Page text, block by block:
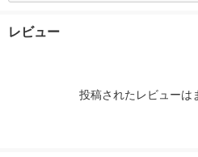
レビュー
投稿されたレビューは